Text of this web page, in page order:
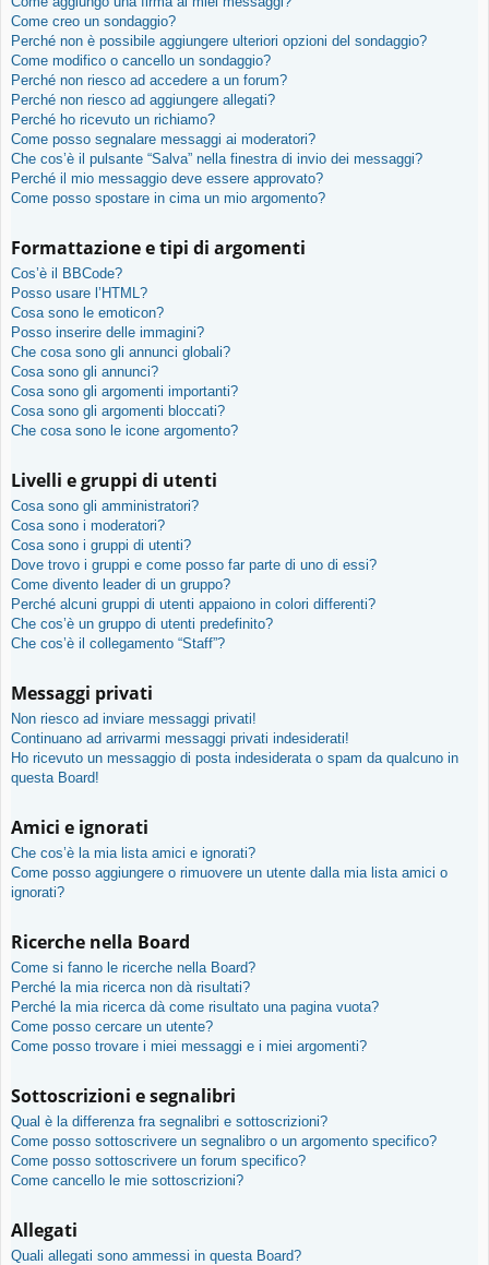
Come creo un sondaggio?
Perché non è possibile aggiungere ulteriori opzioni del sondaggio?
Come modifico o cancello un sondaggio?
Perché non riesco ad accedere a un forum?
Perché non riesco ad aggiungere allegati?
Perché ho ricevuto un richiamo?
Come posso segnalare messaggi ai moderatori?
Che cos’è il pulsante “Salva” nella finestra di invio dei messaggi?
Perché il mio messaggio deve essere approvato?
Come posso spostare in cima un mio argomento?
Formattazione e tipi di argomenti
Cos’è il BBCode?
Posso usare l’HTML?
Cosa sono le emoticon?
Posso inserire delle immagini?
Che cosa sono gli annunci globali?
Cosa sono gli annunci?
Cosa sono gli argomenti importanti?
Cosa sono gli argomenti bloccati?
Che cosa sono le icone argomento?
Livelli e gruppi di utenti
Cosa sono gli amministratori?
Cosa sono i moderatori?
Cosa sono i gruppi di utenti?
Dove trovo i gruppi e come posso far parte di uno di essi?
Come divento leader di un gruppo?
Perché alcuni gruppi di utenti appaiono in colori differenti?
Che cos’è un gruppo di utenti predefinito?
Che cos’è il collegamento “Staff”?
Messaggi privati
Non riesco ad inviare messaggi privati!
Continuano ad arrivarmi messaggi privati indesiderati!
Ho ricevuto un messaggio di posta indesiderata o spam da qualcuno in
questa Board!
Amici e ignorati
Che cos’è la mia lista amici e ignorati?
Come posso aggiungere o rimuovere un utente dalla mia lista amici o
ignorati?
Ricerche nella Board
Come si fanno le ricerche nella Board?
Perché la mia ricerca non dà risultati?
Perché la mia ricerca dà come risultato una pagina vuota?
Come posso cercare un utente?
Come posso trovare i miei messaggi e i miei argomenti?
Sottoscrizioni e segnalibri
Qual è la differenza fra segnalibri e sottoscrizioni?
Come posso sottoscrivere un segnalibro o un argomento specifico?
Come posso sottoscrivere un forum specifico?
Come cancello le mie sottoscrizioni?
Allegati
Quali allegati sono ammessi in questa Board?